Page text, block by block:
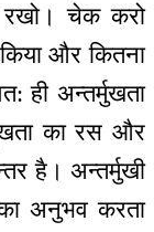
चेक करो
और कितना
ही अन्तर्मुखता
का रस और
है। अन्तर्मुखी
अनुभव करता